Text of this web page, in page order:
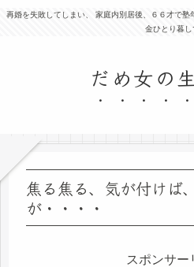
再婚を失敗してしまい、 家庭内別居後、６６才で
金ひとり暮し
だめ女の
焦る焦る、気が付けば
が・・・・
スポンサー